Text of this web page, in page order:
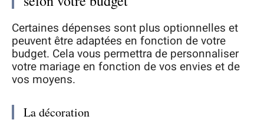
Certaines dépenses sont plus optionnelles et
peuvent être adaptées en fonction de votre
budget. Cela vous permettra de personnaliser
votre mariage en fonction de vos envies et de
vos moyens.
La décoration